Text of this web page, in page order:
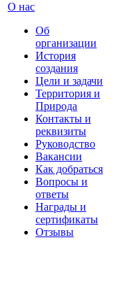
О нас
Об
организации
История
создания
Цели и задачи
Территория и
Природа
Контакты и
реквизиты
Руководство
Вакансии
Как добраться
Вопросы и
ответы
Награды и
сертификаты
Отзывы